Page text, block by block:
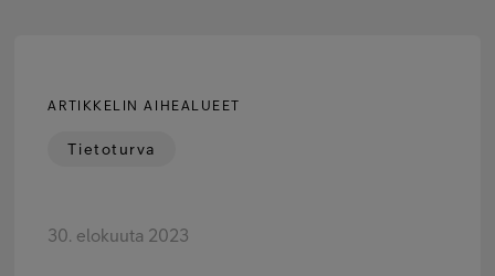
ARTIKKELIN AIHEALUEET
Tietoturva
30. elokuuta 2023